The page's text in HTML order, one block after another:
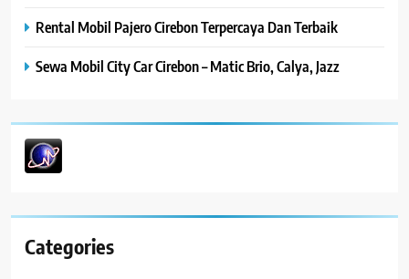
Rental Mobil Pajero Cirebon Terpercaya Dan Terbaik
Sewa Mobil City Car Cirebon – Matic Brio, Calya, Jazz
Categories